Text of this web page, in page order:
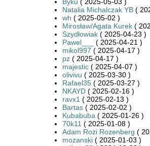
Natalia Michalczak YB(
wh ( 2025-05-02 )
Mirosław/Agata Kurek(
Szydłowiak( 2025-04-23 )
Pawel___
( 2025-04-21 )
mikol997 ( 2025-04-17 )
pz( 2025-04-17 )
majestic( 2025-04-07 )
olivivu ( 2025-03-30 )
Rafael35( 2025-03-27 )
NKAYD( 2025-02-16 )
ravx1 ( 2025-02-13 )
Bartas( 2025-02-02 )
Kubabuba ( 2025-01-26 )
70k11 ( 2025-01-08 )
Adam Rozi Rozenberg (
mozanski( 2025-01-03 )